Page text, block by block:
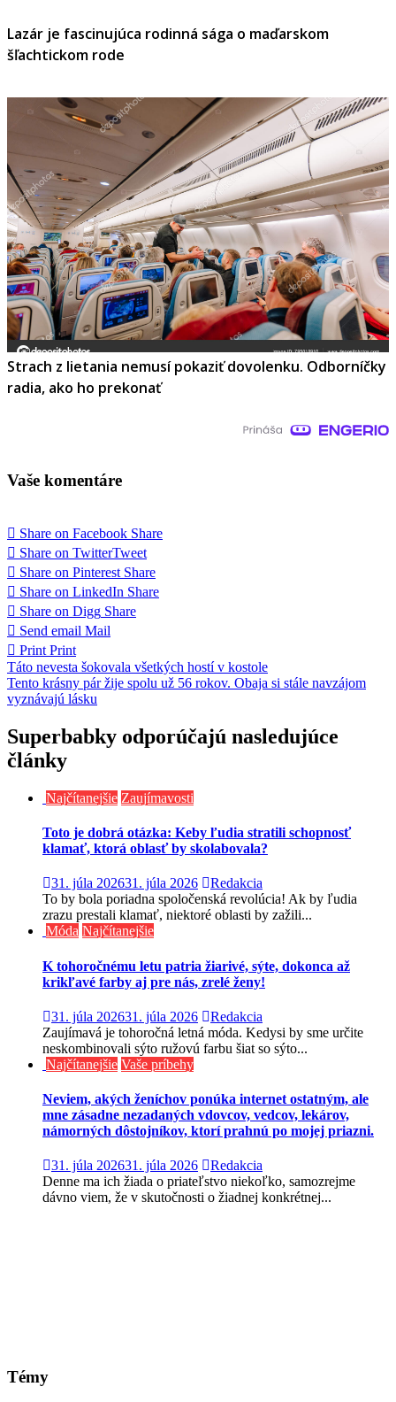
Lazár je fascinujúca rodinná sága o maďarskom
šľachtickom rode
Strach z lietania nemusí pokaziť dovolenku. Odborníčky
radia, ako ho prekonať
Vaše komentáre
Share on Facebook Share
Share on TwitterTweet
Share on Pinterest Share
Share on LinkedIn Share
Share on Digg Share
Send email Mail
Print Print
Navigácia
v
Táto nevesta šokovala všetkých hostí v kostole
Tento krásny pár žije spolu už 56 rokov. Obaja si stále navzájom
vyznávajú lásku
Superbabky odporúčajú nasledujúce
články
Najčítanejšie Zaujímavosti
Toto je dobrá otázka: Keby ľudia stratili schopnosť
klamať, ktorá oblasť by skolabovala?
31. júla 202631. júla 2026
Redakcia
To by bola poriadna spoločenská revolúcia! Ak by ľudia
zrazu prestali klamať, niektoré oblasti by zažili...
Móda Najčítanejšie
K tohoročnému letu patria žiarivé, sýte, dokonca až
krikľavé farby aj pre nás, zrelé ženy!
31. júla 202631. júla 2026
Redakcia
Zaujímavá je tohoročná letná móda. Kedysi by sme určite
neskombinovali sýto ružovú farbu šiat so sýto...
Najčítanejšie Vaše príbehy
Neviem, akých ženíchov ponúka internet ostatným, ale
mne zásadne nezadaných vdovcov, vedcov, lekárov,
námorných dôstojníkov, ktorí prahnú po mojej priazni.
31. júla 202631. júla 2026
Redakcia
Denne ma ich žiada o priateľstvo niekoľko, samozrejme
dávno viem, že v skutočnosti o žiadnej konkrétnej...
Témy